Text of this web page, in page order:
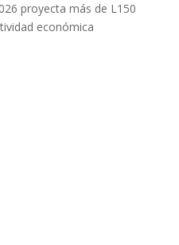
proyecta más de L150
económica